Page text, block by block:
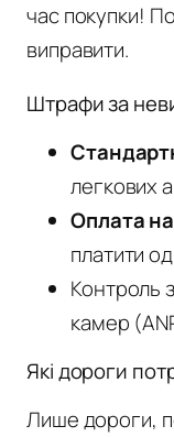
час покупки!
виправити.
Штрафи за
легкових
Оплата на
платити
Контроль
камер
Які дороги
Лише дороги,